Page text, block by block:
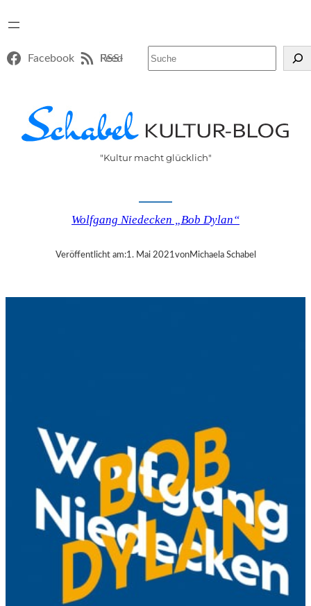
Facebook RSS-Feed
"Kultur macht glücklich"
Wolfgang Niedecken „Bob Dylan“
Veröffentlicht am:1. Mai 2021vonMichaela Schabel